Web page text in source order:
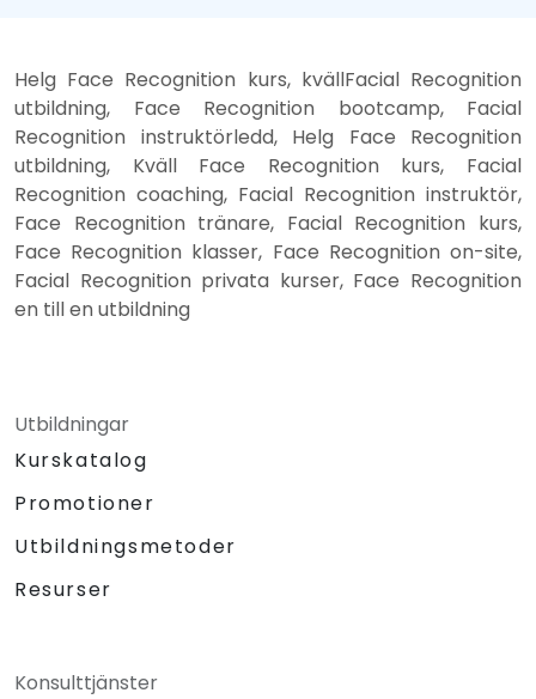
Helg Face Recognition kurs, kvällFacial Recognition
utbildning, Face Recognition bootcamp, Facial
Recognition instruktörledd, Helg Face Recognition
utbildning, Kväll Face Recognition kurs, Facial
Recognition coaching, Facial Recognition instruktör,
Face Recognition tränare, Facial Recognition kurs,
Face Recognition klasser, Face Recognition on-site,
Facial Recognition privata kurser, Face Recognition
en till en utbildning
Utbildningar
Kurskatalog
Promotioner
Utbildningsmetoder
Resurser
Konsulttjänster